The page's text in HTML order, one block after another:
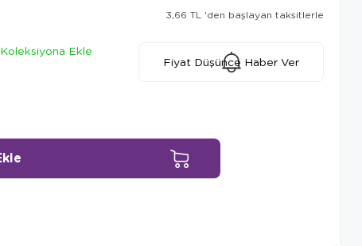
3,66 TL 'den başlayan taksitlerle
Koleksiyona Ekle
Fiyat Düşünce Haber Ver